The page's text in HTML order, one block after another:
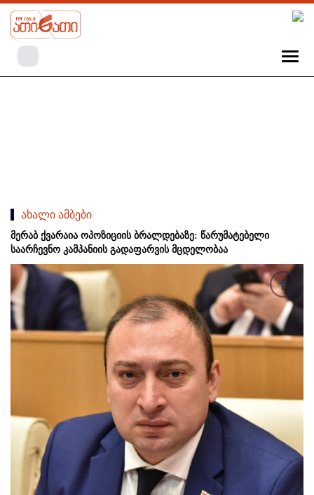
ახალი ამბები
მერაბ ქვარაია ოპოზიციის ბრალდებაზე: წარუმატებელი
საარჩევნო კამპანიის გადაფარვის მცდელობაა